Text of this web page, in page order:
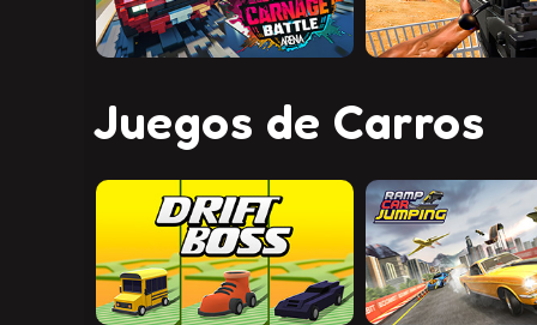
Juegos de Carros